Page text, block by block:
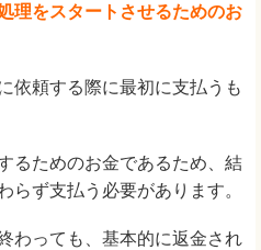
理をスタートさせるためのお
依頼する際に最初に支払うも
るためのお金であるため、結
らず支払う必要があります。
わっても、基本的に返金され